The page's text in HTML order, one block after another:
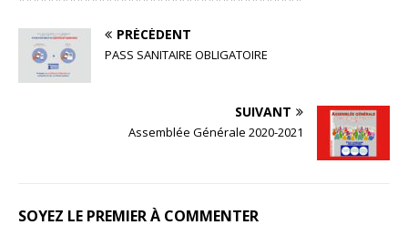
PRÉCÉDENT
PASS SANITAIRE OBLIGATOIRE
SUIVANT
Assemblée Générale 2020-2021
SOYEZ LE PREMIER À COMMENTER